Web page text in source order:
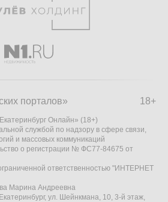
18+
порталов»
Онлайн» (18+)
службой по надзору в сфере связи,
и массовых коммуникаций
о регистрации № ФС77-84675 от
ответственностью "ИНТЕРНЕТ
Марина Андреевна
ул. Шейнкмана, 10, 3-й этаж,